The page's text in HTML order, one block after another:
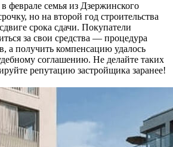
феврале семья из Дзержинского
но на второй год строительства
срока сдачи. Покупатели
за свои средства — процедура
а получить компенсацию удалось
соглашению. Не делайте таких
репутацию застройщика заранее!